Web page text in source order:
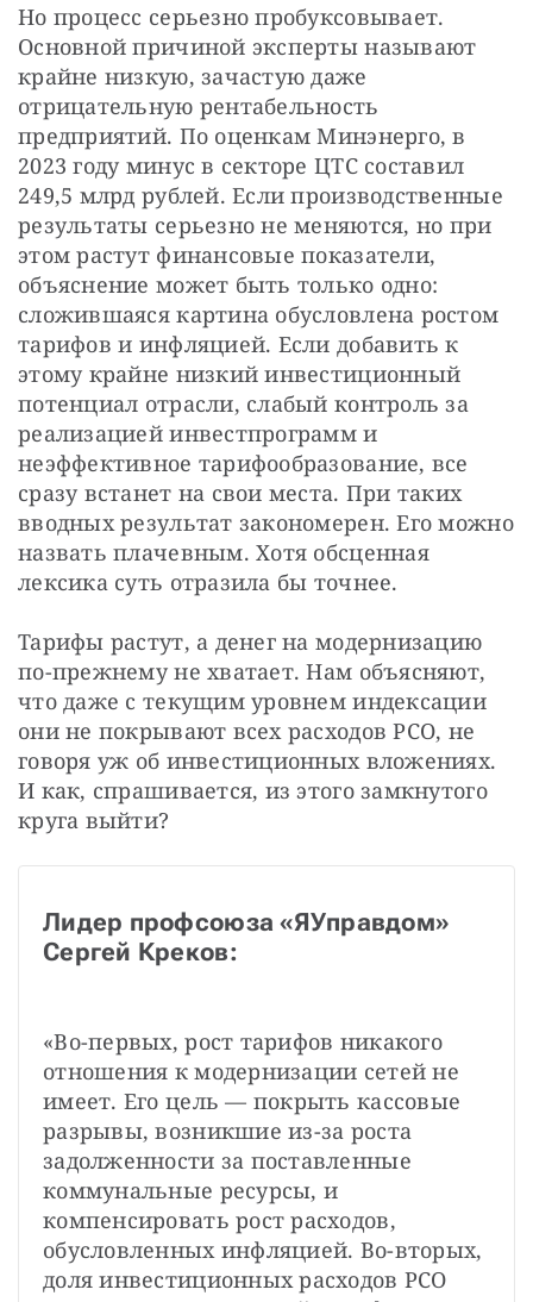
Но процесс серьезно пробуксовывает.
Основной причиной эксперты называют
крайне низкую, зачастую даже
отрицательную рентабельность
предприятий. По оценкам Минэнерго, в
2023 году минус в секторе ЦТС составил
249,5 млрд рублей. Если производственные
результаты серьезно не меняются, но при
этом растут финансовые показатели,
объяснение может быть только одно:
сложившаяся картина обусловлена ростом
тарифов и инфляцией. Если добавить к
этому крайне низкий инвестиционный
потенциал отрасли, слабый контроль за
реализацией инвестпрограмм и
неэффективное тарифообразование, все
сразу встанет на свои места. При таких
вводных результат закономерен. Его можно
назвать плачевным. Хотя обсценная
лексика суть отразила бы точнее.
Тарифы растут, а денег на модернизацию
по-прежнему не хватает. Нам объясняют,
что даже с текущим уровнем индексации
они не покрывают всех расходов РСО, не
говоря уж об инвестиционных вложениях.
И как, спрашивается, из этого замкнутого
круга выйти?
Лидер профсоюза «ЯУправдом»
Сергей Креков:
«Во-первых, рост тарифов никакого
отношения к модернизации сетей не
имеет. Его цель — покрыть кассовые
разрывы, возникшие из-за роста
задолженности за поставленные
коммунальные ресурсы, и
компенсировать рост расходов,
обусловленных инфляцией. Во-вторых,
доля инвестиционных расходов РСО